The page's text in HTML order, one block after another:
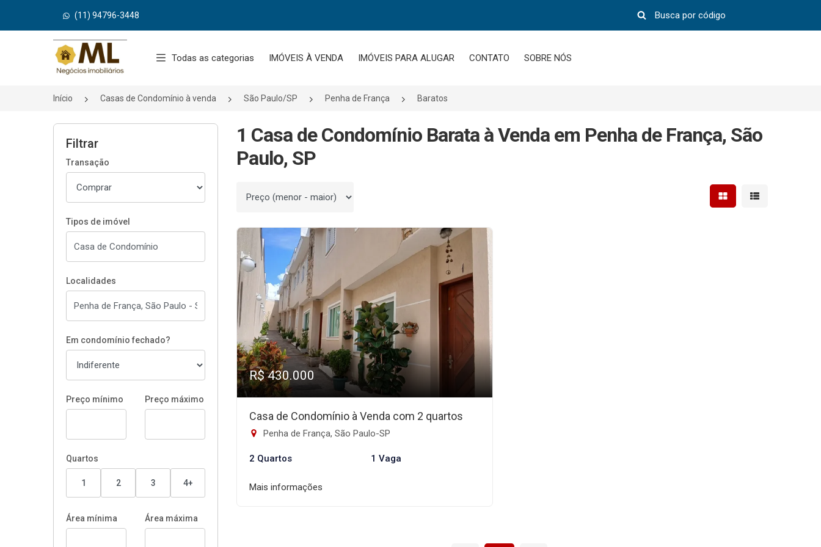
(11) 94796-3448
Página inicial
Todas as categorias IMÓVEIS À VENDA IMÓVEIS PARA ALUGAR CONTATO SOBRE NÓS
Início Casas de Condomínio à venda São Paulo/SP Penha de França Baratos
Filtrar
Transação
Tipos de imóvel
Localidades
Em condomínio fechado?
Preço mínimo Preço máximo
Quartos
1 2 3 4+
Área mínima Área máxima
1 Casa de Condomínio Barata à Venda em Penha de França, São
Paulo, SP
Ordenar por Mostrar resultados em
Mostrar
R$ 430.000
Casa de Condomínio à Venda com 2 quartos
Penha de França, São Paulo-SP
2 Quartos 1 Vaga
Mais informações